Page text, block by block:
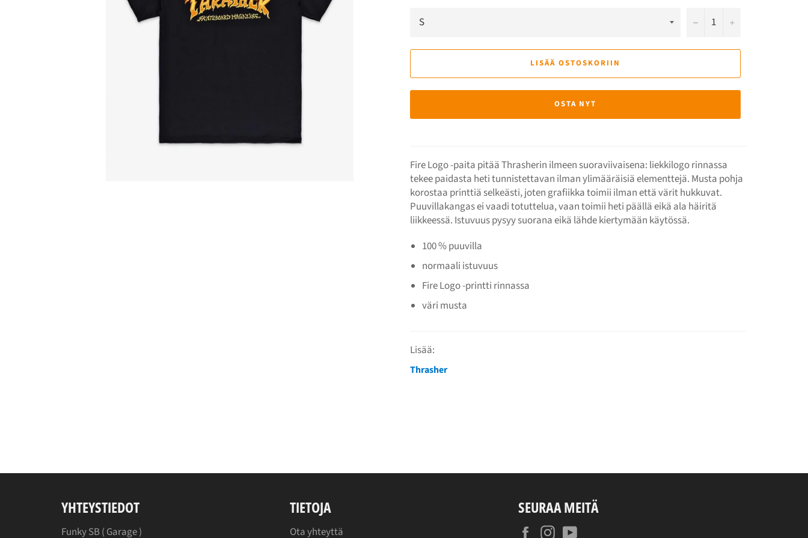
− +
LISÄÄ OSTOSKORIIN
OSTA NYT
Fire Logo -paita pitää Thrasherin ilmeen suoraviivaisena: liekkilogo rinnassa
tekee paidasta heti tunnistettavan ilman ylimääräisiä elementtejä. Musta pohja
korostaa printtiä selkeästi, joten grafiikka toimii ilman että värit hukkuvat.
Puuvillakangas ei vaadi totuttelua, vaan toimii heti päällä eikä ala häiritä
liikkeessä. Istuvuus pysyy suorana eikä lähde kiertymään käytössä.
100 % puuvilla
normaali istuvuus
Fire Logo -printti rinnassa
väri musta
Lisää:
Thrasher
YHTEYSTIEDOT
Funky SB (Garage)
TIETOJA
Ota yhteyttä
SEURAA MEITÄ
FacebookInstagram